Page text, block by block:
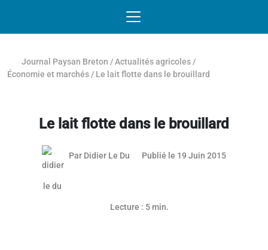
Journal Paysan Breton /Actualités agricoles /
Économie et marchés / Le lait flotte dans le brouillard
Le lait flotte dans le brouillard
Par Didier Le Du Publié le 19 Juin 201503 mai
Lecture : 5 min.